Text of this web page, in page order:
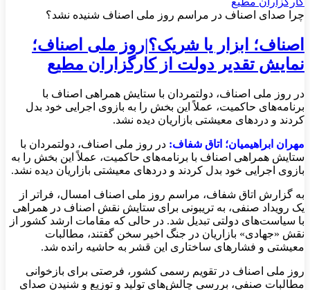
چرا صدای اصناف در مراسم روز ملی اصناف شنیده نشد؟
اصناف؛ ابزار یا شریک؟|روز ملی اصناف؛
نمایش تقدیر دولت از کارگزاران مطیع
در روز ملی اصناف، دولتمردان با ستایش همراهی اصناف با
برنامه‌های حاکمیت، عملاً این بخش را به بازوی اجرایی خود بدل
کردند و دردهای معیشتی بازاریان دیده نشد.
مهران ابراهیمیان؛ اتاق شفاف: در روز ملی اصناف، دولتمردان با
ستایش همراهی اصناف با برنامه‌های حاکمیت، عملاً این بخش را به
بازوی اجرایی خود بدل کردند و دردهای معیشتی بازاریان دیده نشد.
به گزارش اتاق شفاف، مراسم روز ملی اصناف امسال، فراتر از
یک رویداد صنفی، به تریبونی برای ستایش نقش اصناف در همراهی
با سیاست‌های دولتی تبدیل شد. در حالی که مقامات ارشد کشور از
نقش «جهادی» بازاریان در جنگ اخیر سخن گفتند، مطالبات
معیشتی و فشارهای ساختاری این قشر به حاشیه رانده شد.
روز ملی اصناف در تقویم رسمی کشور، فرصتی برای بازخوانی
مطالبات صنفی، بررسی چالش‌های تولید و توزیع و شنیدن صدای